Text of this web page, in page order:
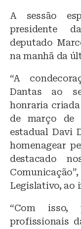
A sessão
presidente
deputado
na manhã da
“A
Dantas ao
honraria criada
de março de
estadual Davi
homenagear
destacado
Legislativo, ao
“Com isso,
profissionais